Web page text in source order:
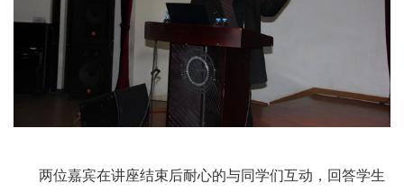
两位嘉宾在讲座结束后耐心的与同学们互动，回答学生